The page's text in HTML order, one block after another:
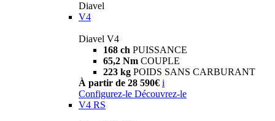
Diavel
V4
Diavel V4
168 ch PUISSANCE
65,2 Nm COUPLE
223 kg POIDS SANS CARBURANT
À partir de 28 590€ i
Configurez-le Découvrez-le
V4 RS